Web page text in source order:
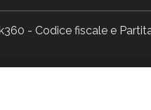
- Codice fiscale e